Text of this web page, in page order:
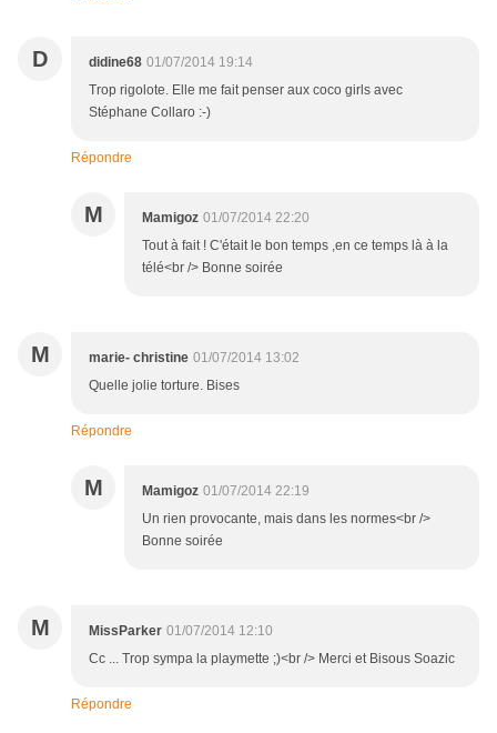
D didine68 01/07/2014 19:14
Trop rigolote. Elle me fait penser aux coco girls avec
Stéphane Collaro :-)
Répondre
M Mamigoz 01/07/2014 22:20
Tout à fait ! C'était le bon temps ,en ce temps là à la
télé<br /> Bonne soirée
M marie- christine 01/07/2014 13:02
Quelle jolie torture. Bises
Répondre
M Mamigoz 01/07/2014 22:19
Un rien provocante, mais dans les normes<br />
Bonne soirée
M MissParker 01/07/2014 12:10
Cc ... Trop sympa la playmette ;)<br /> Merci et Bisous Soazic
Répondre